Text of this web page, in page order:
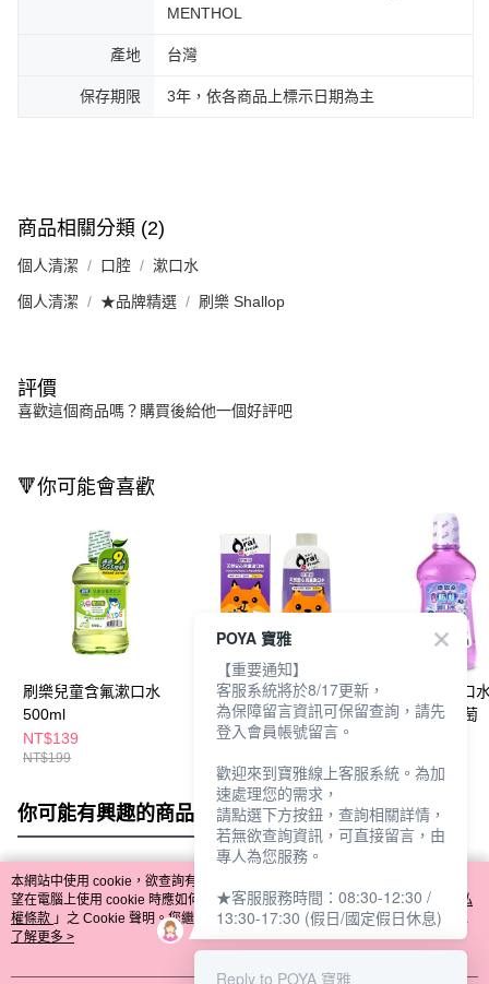
MENTHOL
產地 台灣
保存期限 3年，依各商品上標示日期為主
商品相關分類 (2)
個人清潔 口腔 漱口水
個人清潔 ★品牌精選 刷樂 Shallop
評價
喜歡這個商品嗎？購買後給他一個好評吧
🔻你可能會喜歡
刷樂兒童含氟漱口水
500ml
NT$139
NT$199
歐樂芬兒童漱口水
200ml-葡萄
NT$250
德恩奈兒童漱口
500ml-防蛀葡萄
你可能有興趣的商品 全站排行
熱門標籤
本網站中使用 cookie，欲查詢有關本網站使用 cookie 方式之詳情，及若您不希
望在電腦上使用 cookie 時應如何變更電腦的 cookie 設定，請參閱本網站「
隱私
權條款 」之 Cookie 聲明。您繼續使用本網站即表示您同意本公司得按本網站使
用條款之 Cookie 聲明使用 cookie。
了解更多 >
POYA 寶雅
【重要通知】
客服系統將於8/17更新，
為保障留言資訊可保留查詢，請先
登入會員帳號留言。
歡迎來到寶雅線上客服系統。為加
速處理您的需求，
請點選下方按鈕，查詢相關詳情，
若無欲查詢資訊，可直接留言，由
專人為您服務。
★客服服務時間：08:30-12:30 /
13:30-17:30 (假日/國定假日休息)
Reply to POYA 寶雅